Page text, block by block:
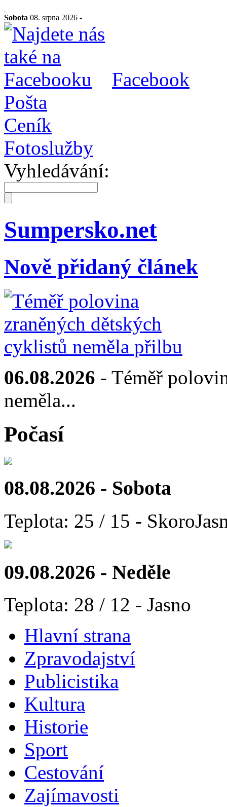
Sobota 08. srpna 2026 -
Facebook
Pošta
Ceník
Fotoslužby
Vyhledávání:
Sumpersko.net
Nově přidaný článek
06.08.2026 - Téměř
neměla...
Počasí
08.08.2026 - Sobota
Teplota: 25 / 15 -
09.08.2026 - Neděle
Teplota: 28 / 12 - Jasno
Hlavní strana
Zpravodajství
Publicistika
Kultura
Historie
Sport
Cestování
Zajímavosti